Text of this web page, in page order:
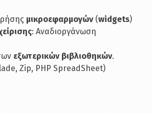
μικροεφαρμογών(widgets)
: Αναδιοργάνωση
εξωτερικών βιβλιοθηκών.
Zip, PHP SpreadSheet)